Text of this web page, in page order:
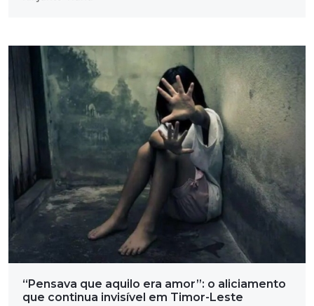
“Pensava que aquilo era amor”: o aliciamento
que continua invisível em Timor-Leste